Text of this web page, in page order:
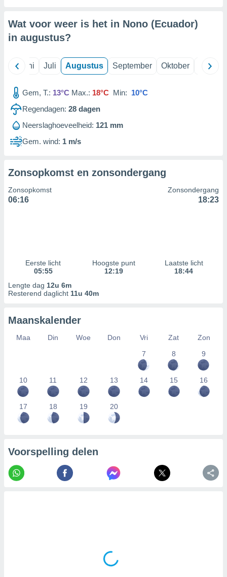
partners
Wat voor weer is het in Nono (Ecuador)
in augustus?
Juni Juli Augustus September Oktober
Gem, T.: 13°C Max.: 18°C Min: 10°C
Regendagen: 28 dagen
Neerslaghoeveelheid: 121 mm
Gem. wind: 1 m/s
Zonsopkomst en zonsondergang
Zonsopkomst
06:16
Zonsondergang
18:23
Eerste licht
05:55
Hoogste punt
12:19
Laatste licht
18:44
Lengte dag 12u 6m
Resterend daglicht 11u 40m
Maanskalender
Maa Din Woe Don Vri Zat
Zon
7
8 9
10 11 12 13 14 15 16
17 18 19 20
Voorspelling delen